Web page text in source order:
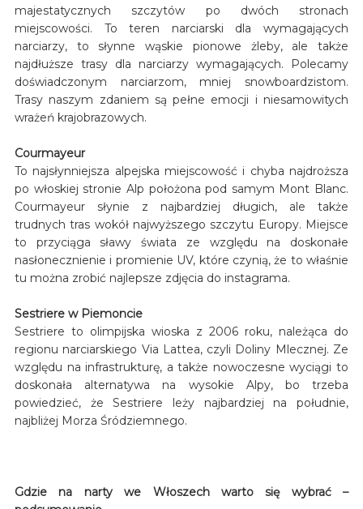
majestatycznych szczytów po dwóch stronach
miejscowości. To teren narciarski dla wymagających
narciarzy, to słynne wąskie pionowe żleby, ale także
najdłuższe trasy dla narciarzy wymagających. Polecamy
doświadczonym narciarzom, mniej snowboardzistom.
Trasy naszym zdaniem są pełne emocji i niesamowitych
wrażeń krajobrazowych.
Courmayeur
To najsłynniejsza alpejska miejscowość i chyba najdroższa
po włoskiej stronie Alp położona pod samym Mont Blanc.
Courmayeur słynie z najbardziej długich, ale także
trudnych tras wokół najwyższego szczytu Europy. Miejsce
to przyciąga sławy świata ze względu na doskonałe
nasłonecznienie i promienie UV, które czynią, że to właśnie
tu można zrobić najlepsze zdjęcia do instagrama.
Sestriere w Piemoncie
Sestriere to olimpijska wioska z 2006 roku, należąca do
regionu narciarskiego Via Lattea, czyli Doliny Mlecznej. Ze
względu na infrastrukturę, a także nowoczesne wyciągi to
doskonała alternatywa na wysokie Alpy, bo trzeba
powiedzieć, że Sestriere leży najbardziej na południe,
najbliżej Morza Śródziemnego.
Gdzie na narty we Włoszech warto się wybrać –